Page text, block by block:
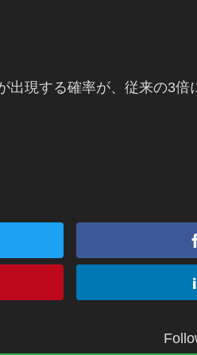
出現する確率が、従来の3